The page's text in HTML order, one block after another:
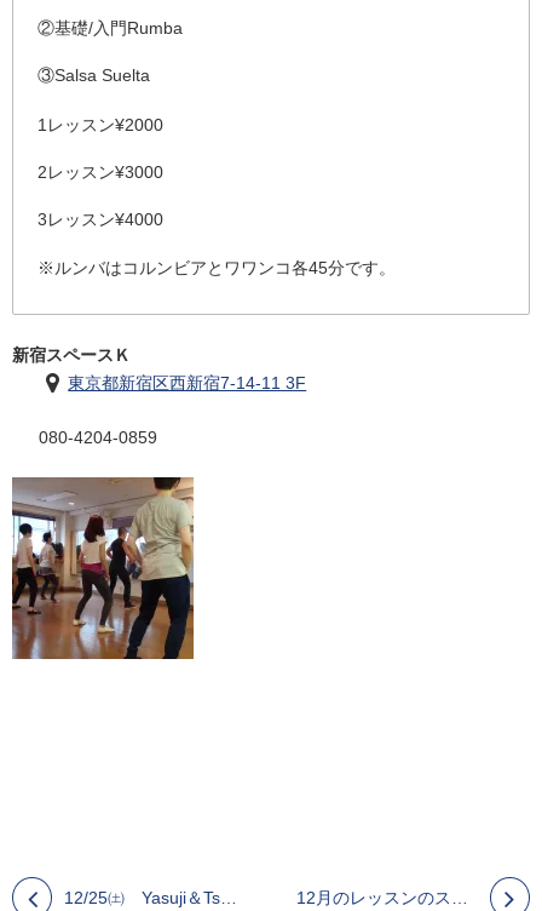
②基礎/入門Rumba
③Salsa Suelta
1レッスン¥2000
2レッスン¥3000
3レッスン¥4000
※ルンバはコルンビアとワワンコ各45分です。
新宿スペースＫ
東京都新宿区西新宿7-14-11 3F
080-4204-0859
12/25㈯ Yasuji＆Tsuyoshi 銀座Baila Casino!!